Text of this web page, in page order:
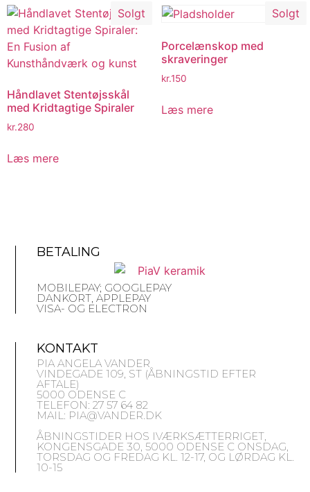
Solgt
Håndlavet Stentøjsskål
med Kridtagtige Spiraler
kr.280
Læs mere
Solgt
Porcelænskop med
skraveringer
kr.150
Læs mere
BETALING
MOBILEPAY; GOOGLEPAY
DANKORT, APPLEPAY
VISA- OG ELECTRON
KONTAKT
PIA ANGELA VANDER
VINDEGADE 109, ST (ÅBNINGSTID EFTER
AFTALE)
5000 ODENSE C
TELEFON: 27 57 64 82
MAIL: PIA@VANDER.DK
ÅBNINGSTIDER HOS IVÆRKSÆTTERRIGET,
KONGENSGADE 30, 5000 ODENSE C ONSDAG,
TORSDAG OG FREDAG KL. 12-17, OG LØRDAG KL.
10-15